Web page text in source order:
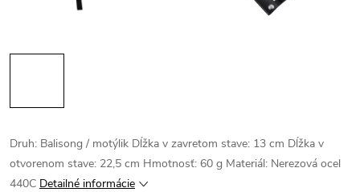
Druh: Balisong / motýlik Dĺžka v zavretom stave: 13 cm Dĺžka v
otvorenom stave: 22,5 cm Hmotnosť: 60 g Materiál: Nerezová ocel
440C Detailné informácie